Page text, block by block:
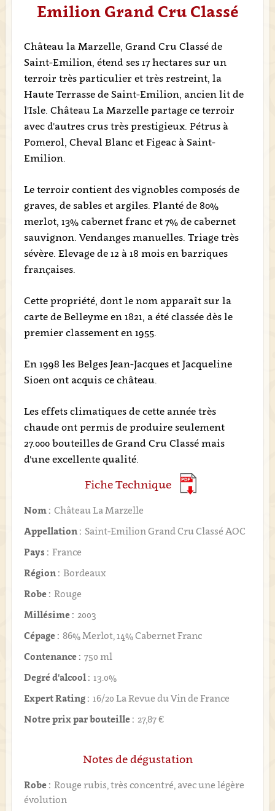
Emilion Grand Cru Classé
Château la Marzelle, Grand Cru Classé de
Saint-Emilion, étend ses 17 hectares sur un
terroir très particulier et très restreint, la
Haute Terrasse de Saint-Emilion, ancien lit de
l'Isle. Château La Marzelle partage ce terroir
avec d'autres crus très prestigieux. Pétrus à
Pomerol, Cheval Blanc et Figeac à Saint-
Emilion.
Le terroir contient des vignobles composés de
graves, de sables et argiles. Planté de 80%
merlot, 13% cabernet franc et 7% de cabernet
sauvignon. Vendanges manuelles. Triage très
sévère. Elevage de 12 à 18 mois en barriques
françaises.
Cette propriété, dont le nom apparaît sur la
carte de Belleyme en 1821, a été classée dès le
premier classement en 1955.
En 1998 les Belges Jean-Jacques et Jacqueline
Sioen ont acquis ce château.
Les effets climatiques de cette année très
chaude ont permis de produire seulement
27.000 bouteilles de Grand Cru Classé mais
d'une excellente qualité.
Fiche Technique
Nom : Château La Marzelle
Appellation : Saint-Emilion Grand Cru Classé AOC
Pays : France
Région : Bordeaux
Robe : Rouge
Millésime : 2003
Cépage : 86% Merlot, 14% Cabernet Franc
Contenance : 750 ml
Degré d'alcool : 13.0%
Expert Rating : 16/20 La Revue du Vin de France
Notre prix par bouteille : 27,87 €
Notes de dégustation
Robe : Rouge rubis, très concentré, avec une légère
évolution